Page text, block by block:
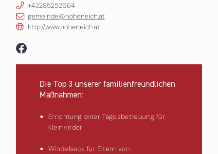
+43285252664
gemeinde@hoheneich.at
http://www.hoheneich.at
Die Top 3 unserer familienfreundlichen
Maßnahmen:
Errichtung einer Tagesbetreuung für
Kleinkinder
Windelsack für Eltern von